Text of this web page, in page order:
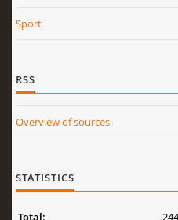
Sport
RSS
Overview of sources
STATISTICS
Total: